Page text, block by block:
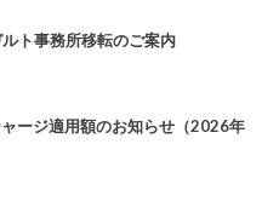
ト事務所移転のご案内
ージ適用額のお知らせ（2026年